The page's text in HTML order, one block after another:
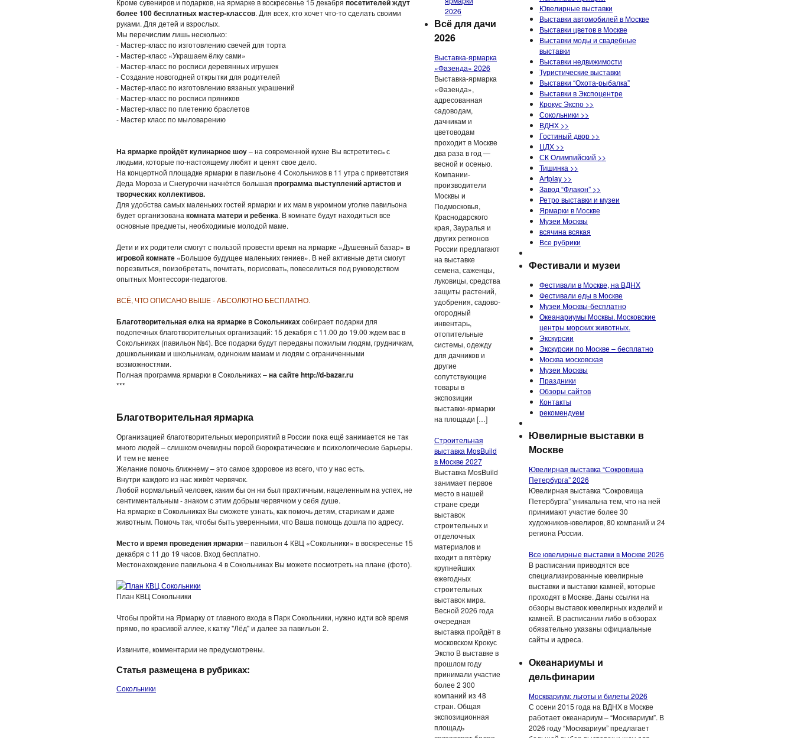
посетителей ждут
более 100 бесплатных мастер-классов. Для всех, кто хочет что-то сделать своими
руками. Для детей и взрослых.
Мы перечислим лишь несколько:
- Мастер-класс по изготовлению свечей для торта
- Мастер-класс «Украшаем ёлку сами»
- Мастер-класс по росписи деревянных игрушек
- Создание новогодней открытки для родителей
- Мастер-класс по изготовлению вязаных украшений
- Мастер-класс по росписи пряников
- Мастер-класс по плетению браслетов
- Мастер класс по мыловарению
На ярмарке пройдёт кулинарное шоу– на современной кухне Вы встретитесь с
людьми, которые по-настоящему любят и ценят свое дело.
На концертной площадке ярмарки в павильоне 4 Сокольников в 11 утра с приветствия
Деда Мороза и Снегурочки начнётся большая программа выступлений артистов и
творческих коллективов.
Для удобства самых маленьких гостей ярмарки и их мам в укромном уголке павильона
будет организована комната матери и ребенка. В комнате будут находиться все
основные предметы, необходимые молодой маме.
Дети и их родители смогут с пользой провести время на ярмарке «Душевный базар» в
игровой комнате «Большое будущее маленьких гениев». В ней активные дети смогут
порезвиться, поизобретать, почитать, порисовать, повеселиться под руководством
опытных Монтессори-педагогов.
ВСЁ, ЧТО ОПИСАНО ВЫШЕ - АБСОЛЮТНО БЕСПЛАТНО.
Благотворительная елка на ярмарке в Сокольникахсобирает подарки для
подопечных благотворительных организаций: 15 декабря с 11.00 до 19.00 ждем вас в
Сокольниках (павильон №4). Все подарки будут переданы пожилым людям, грудничкам,
дошкольникам и школьникам, одиноким мамам и людям с ограниченными
возможностями.
Полная программа ярмарки в Сокольниках –на сайте http://d-bazar.ru
***
Благотворительная ярмарка
Организацией благотворительных мероприятий в России пока ещё занимается не так
много людей – слишком очевидны порой бюрократические и психологические барьеры.
И тем не менее
Желание помочь ближнему – это самое здоровое из всего, что у нас есть.
Внутри каждого из нас живёт червячок.
Любой нормальный человек, каким бы он ни был практичным, нацеленным на успех, не
сентиментальным - знаком с этим добрым червячком у себя душе.
На ярмарке в Сокольниках Вы сможете узнать, как помочь детям, старикам и даже
животным. Помочь так, чтобы быть уверенными, что Ваша помощь дошла по адресу.
Место и время проведения ярмарки– павильон 4 КВЦ «Сокольники» в воскресенье 15
декабря с 11 до 19 часов. Вход бесплатно.
Местонахождение павильона 4 в Сокольниках Вы можете посмотреть на плане (фото).
План КВЦ Сокольники
Чтобы пройти на Ярмарку от главного входа в Парк Сокольники, нужно идти всё время
прямо, по красивой аллее, к катку "Лёд" и далее за павильон 2.
Извините, комментарии не предусмотрены.
Статья размещена в рубриках:
Сокольники
2026
Всё для дачи
2026
Выставка-ярмарка
«Фазенда» 2026
Выставка-ярмарка
«Фазенда»,
адресованная
садоводам,
дачникам и
цветоводам
проходит в Москве
два раза в год —
весной и осенью.
Компании-
производители
Москвы и
Подмосковья,
Краснодарского
края, Зауралья и
других регионов
России предлагают
на выставке
семена, саженцы,
луковицы, средства
защиты растений,
удобрения, садово-
огородный
инвентарь,
отопительные
системы, одежду
для дачников и
другие
сопутствующие
товары в
экспозиции
выставки-ярмарки
на площади […]
Строительная
выставка MosBuild
в Москве 2027
Выставка MosBuild
занимает первое
место в нашей
стране среди
выставок
строительных и
отделочных
материалов и
входит в пятёрку
крупнейших
ежегодных
строительных
выставок мира.
Весной 2026 года
очередная
выставка пройдёт в
московском Крокус
Экспо В выставке в
прошлом году
принимали участие
более 2 300
компаний из 48
стран. Общая
экспозиционная
площадь
Ювелирные выставки
Выставки автомобилей в Москве
Выставки цветов в Москве
Выставки моды и свадебные
выставки
Выставки недвижимости
Туристические выставки
Выставки “Охота-рыбалка”
Выставки в Экспоцентре
Крокус Экспо >>
Сокольники >>
ВДНХ >>
Гостиный двор >>
ЦДХ >>
СК Олимпийский >>
Тишинка >>
Artplay >>
Завод “Флакон” >>
Ретро выставки и музеи
Ярмарки в Москве
Музеи Москвы
всячина всякая
Все рубрики
Фестивали и музеи
Фестивали в Москве, на ВДНХ
Фестивали еды в Москве
Музеи Москвы-бесплатно
Океанариумы Москвы. Московские
центры морских животных.
Экскурсии
Экскурсии по Москве – бесплатно
Москва московская
Музеи Москвы
Праздники
Обзоры сайтов
Контакты
рекомендуем
Ювелирные выставки в
Москве
Ювелирная выставка “Сокровища
Петербурга” 2026
Ювелирная выставка “Сокровища
Петербурга” уникальна тем, что на ней
принимают участие более 30
художников-ювелиров, 80 компаний и 24
региона России.
Все ювелирные выставки в Москве 2026
В расписании приводятся все
специализированные ювелирные
выставки и выставки камней, которые
проходят в Москве. Даны ссылки на
обзоры выставок ювелирных изделий и
камней. В расписании либо в обзорах
обязательно указаны официальные
сайты и адреса.
Океанариумы и
дельфинарии
Москвариум: льготы и билеты 2026
С осени 2015 года на ВДНХ в Москве
работает океанариум – “Москвариум”. В
2026 году “Москвариум” предлагает